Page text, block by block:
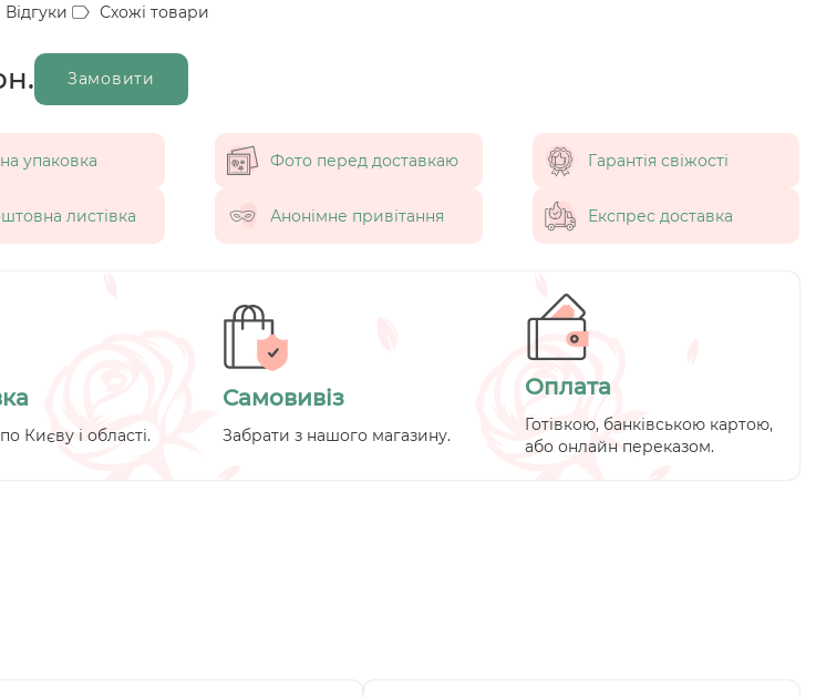
Відгуки Схожі товари
Замовити
упаковка Фото перед доставкаю Гарантія свіжості
листівка Анонімне привітання Експрес доставка
Києву і області.
Самовивіз
Забрати з нашого магазину.
Оплата
Готівкою, банківською картою,
або онлайн переказом.